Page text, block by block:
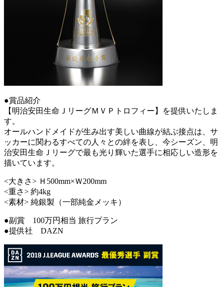
●賞品紹介
【明治安田生命ＪリーグＭＶＰトロフィー】を提供いたしま
す。
オールハンドメイドが生み出す美しい曲線が結ぶ接点は、サ
ッカーに関わるすべての人々との絆を表し、今シーズン、明
治安田生命Ｊリーグで最も光り輝いた選手に相応しい造形を
描いています。
<大きさ> Ｈ500mm×Ｗ200mm
<重さ> 約4kg
<素材> 純銀製（一部純金メッキ）
●副賞 100万円相当 旅行プラン
●提供社 DAZN